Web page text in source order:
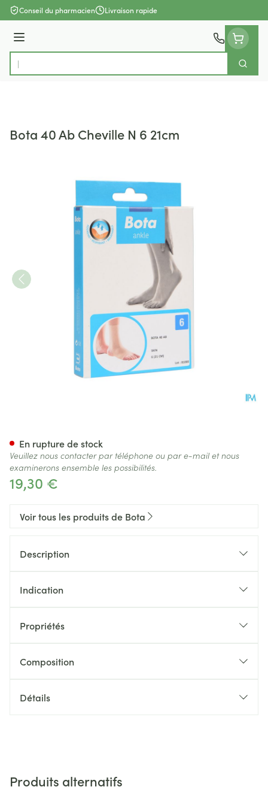
Aller au contenu
Conseil du pharmacien Livraison rapide
Menu
Rechercher
Bota 40 Ab Cheville N 6 21cm
19,30 €
En rupture de stock
Veuillez nous contacter par téléphone ou par e-mail et nous
examinerons ensemble les possibilités.
Voir tous les produits de Bota
Description
Indication
Propriétés
Composition
Détails
Produits alternatifs